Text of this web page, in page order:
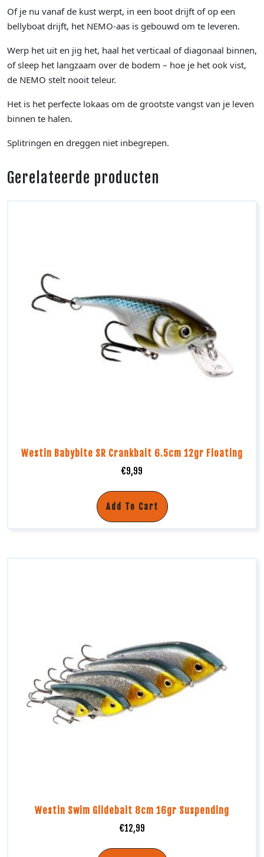
Of je nu vanaf de kust werpt, in een boot drijft of op een
bellyboat drijft, het NEMO-aas is gebouwd om te leveren.
Werp het uit en jig het, haal het verticaal of diagonaal binnen,
of sleep het langzaam over de bodem – hoe je het ook vist,
de NEMO stelt nooit teleur.
Het is het perfecte lokaas om de grootste vangst van je leven
binnen te halen.
Splitringen en dreggen niet inbegrepen.
Gerelateerde producten
Westin Babybite SR Crankbait 6.5cm 12gr Floating
€9,99
Add To Cart
Westin Swim Glidebait 8cm 16gr Suspending
€12,99